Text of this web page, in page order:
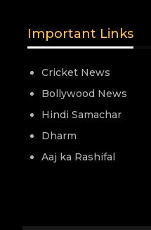
Important Links
Cricket News
Bollywood News
Hindi Samachar
Dharm
Aaj ka Rashifal